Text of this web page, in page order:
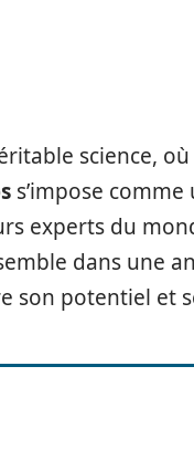
science,
s’impose
experts du
dans une
son potentiel et